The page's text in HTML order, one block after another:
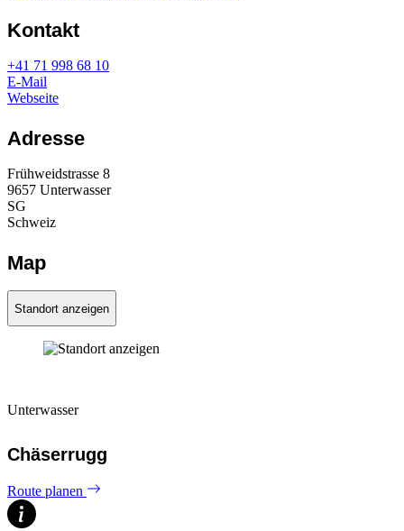
Kontakt
+41 71 998 68 10
E-Mail
Webseite
Adresse
Frühweidstrasse 8
9657 Unterwasser
SG
Schweiz
Map
Standort anzeigen
Unterwasser
Chäserrugg
Route planen